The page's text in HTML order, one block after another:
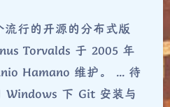
行的开源的分布式版
Torvalds 于 2005 年
Hamano 维护。 ... 待
Windows 下 Git 安装与